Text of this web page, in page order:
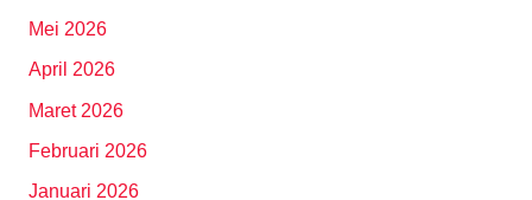
Mei 2026
April 2026
Maret 2026
Februari 2026
Januari 2026